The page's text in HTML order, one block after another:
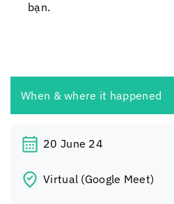
bạn.
When & where it happened
20 June 24
Virtual (Google Meet)